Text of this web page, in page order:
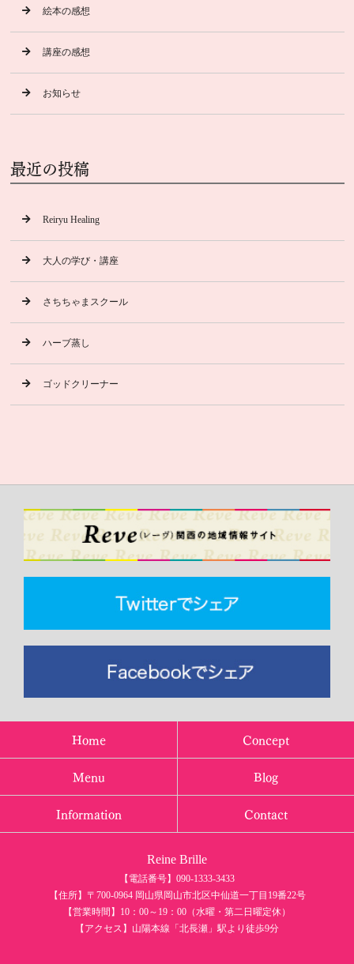
絵本の感想
講座の感想
お知らせ
最近の投稿
Reiryu Healing
大人の学び・講座
さちちゃまスクール
ハーブ蒸し
ゴッドクリーナー
Home
Concept
Menu
Blog
Information
Contact
Reine Brille
【電話番号】090-1333-3433
【住所】〒700-0964 岡山県岡山市北区中仙道一丁目19番22号
【営業時間】10：00～19：00（水曜・第二日曜定休）
【アクセス】山陽本線「北長瀬」駅より徒歩9分